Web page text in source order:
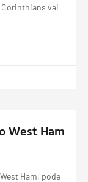
Corinthians vai
West Ham
Ham, pode